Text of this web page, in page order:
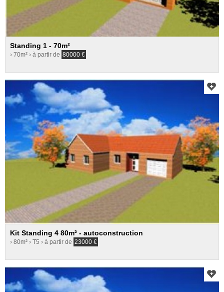
Standing 1 - 70m²
› 70m² › à partir de 80000 €
Kit Standing 4 80m² - autoconstruction
› 80m² › T5 › à partir de 23000 €